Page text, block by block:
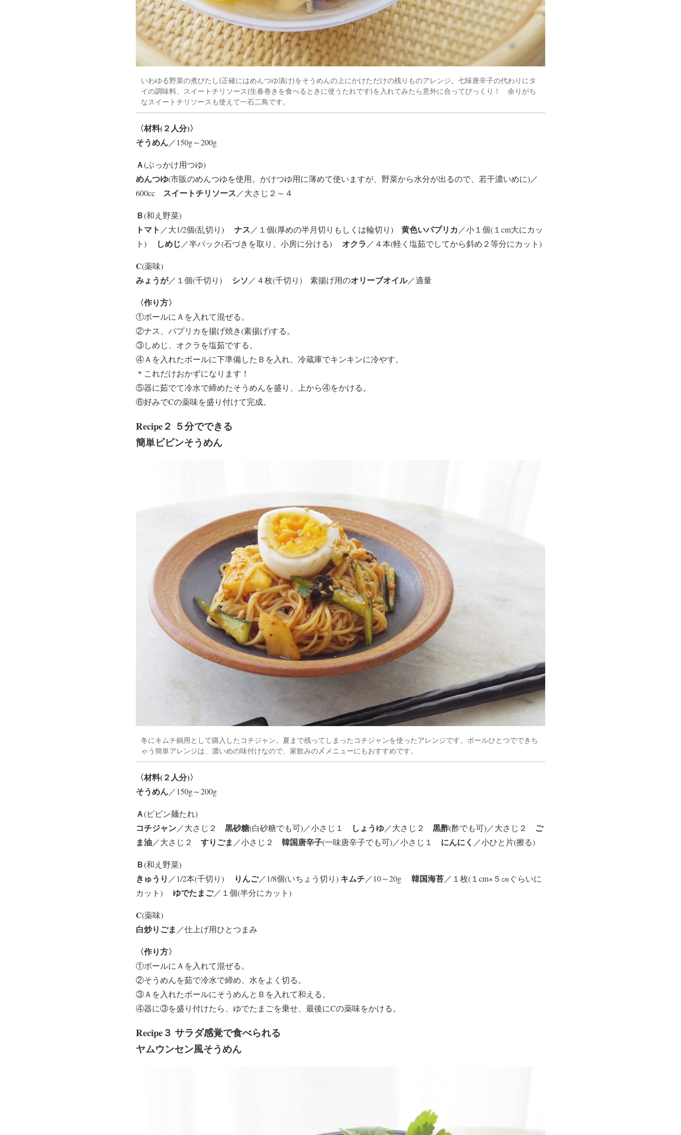
いわゆる野菜の煮びたし(正確にはめんつゆ漬け)をそうめんの上にかけただけの残りものアレンジ。七味唐辛子の代わりにタ
イの調味料、スイートチリソース(生春巻きを食べるときに使うたれです)を入れてみたら意外に合ってびっくり！ 余りがち
なスイートチリソースも使えて一石二鳥です。
〈材料(２人分)〉
そうめん／150g～200g
Ａ(ぶっかけ用つゆ)
めんつゆ(市販のめんつゆを使用。かけつゆ用に薄めて使いますが、野菜から水分が出るので、若干濃いめに)／
600cc スイートチリソース ／大さじ２～４
Ｂ(和え野菜)
トマト ／大1/2個(乱切り) ナス ／１個(厚めの半月切りもしくは輪切り) 黄色いパプリカ ／小１個(１cm大にカッ
ト)
しめじ ／半パック(石づきを取り、小房に分ける) オクラ ／４本(軽く塩茹でしてから斜め２等分にカット)
C(薬味)
みょうが／１個(千切り) シソ ／４枚(千切り) 素揚げ用のオリーブオイル／適量
〈作り方〉
①ボールにＡを入れて混ぜる。
②ナス、パプリカを揚げ焼き(素揚げ)する。
③しめじ、オクラを塩茹でする。
④Ａを入れたボールに下準備したＢを入れ、冷蔵庫でキンキンに冷やす。
＊これだけおかずになります！
⑤器に茹でて冷水で締めたそうめんを盛り、上から④をかける。
⑥好みでCの薬味を盛り付けて完成。
Recipe２ ５分でできる
簡単ビビンそうめん
冬にキムチ鍋用として購入したコチジャン。夏まで残ってしまったコチジャンを使ったアレンジです。ボールひとつでできち
ゃう簡単アレンジは、濃いめの味付けなので、家飲みの〆メニューにもおすすめです。
〈材料(２人分)〉
そうめん／150g～200g
Ａ(ビビン麺たれ)
コチジャン／大さじ２ 黒砂糖(白砂糖でも可)／小さじ１ しょうゆ／大さじ２ 黒酢(酢でも可)／大さじ２ ご
ま油／大さじ２ すりごま ／小さじ２ 韓国唐辛子(一味唐辛子でも可)／小さじ１ にんにく ／小ひと片(擦る)
Ｂ(和え野菜)
きゅうり ／1/2本(千切り) りんご／1/8個(いちょう切り) キムチ／10～20g 韓国海苔／１枚(１cm×５㎝ぐらいに
カット) ゆでたまご／１個(半分にカット)
C(薬味)
白炒りごま ／仕上げ用ひとつまみ
〈作り方〉
①ボールにＡを入れて混ぜる。
②そうめんを茹で冷水で締め、水をよく切る。
③Ａを入れたボールにそうめんとＢを入れて和える。
④器に③を盛り付けたら、ゆでたまごを乗せ、最後にCの薬味をかける。
Recipe３ サラダ感覚で食べられる
ヤムウンセン風そうめん